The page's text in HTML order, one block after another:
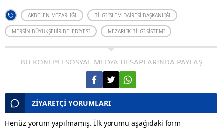
AKBELEN MEZARLIĞI BILGI İŞLEM DAIRESI BAŞKANLIĞI
MERSIN BÜYÜKŞEHIR BELEDIYESI MEZARLIK BILGI SISTEMI
BU KONUYU SOSYAL MEDYA HESAPLARINDA PAYLAŞ
ZİYARETÇİ YORUMLARI
Henüz yorum yapılmamış. İlk yorumu aşağıdaki form